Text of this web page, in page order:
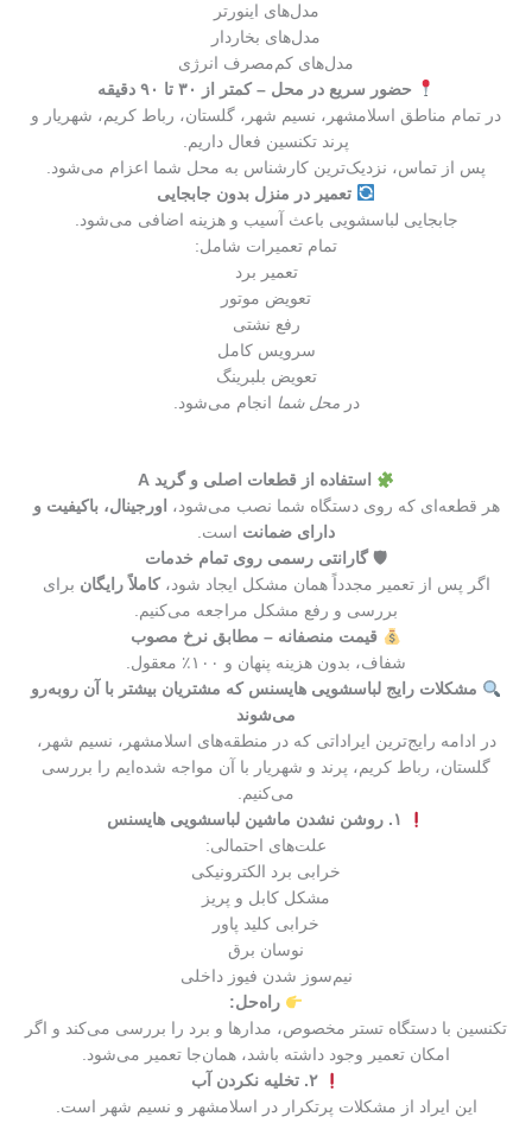
مدل‌های اینورتر
مدل‌های بخاردار
مدل‌های کم‌مصرف انرژی
حضور سریع در محل – کمتر از ۳۰ تا ۹۰ دقیقه
در تمام مناطق اسلامشهر، نسیم شهر، گلستان، رباط کریم، شهریار و
پرند تکنسین فعال داریم.
پس از تماس، نزدیک‌ترین کارشناس به محل شما اعزام می‌شود.
تعمیر در منزل بدون جابجایی
جابجایی لباسشویی باعث آسیب و هزینه اضافی می‌شود.
تمام تعمیرات شامل:
تعمیر برد
تعویض موتور
رفع نشتی
سرویس کامل
تعویض بلبرینگ
درمحل شما انجام می‌شود.
استفاده از قطعات اصلی و گرید A
هر قطعه‌ای که روی دستگاه شما نصب می‌شود، اورجینال، باکیفیت و
دارای ضمانت است.
🛡 گارانتی رسمی روی تمام خدمات
اگر پس از تعمیر مجدداً همان مشکل ایجاد شود،کاملاً رایگان برای
بررسی و رفع مشکل مراجعه می‌کنیم.
قیمت منصفانه – مطابق نرخ مصوب
شفاف، بدون هزینه پنهان و ۱۰۰٪ معقول.
مشکلات رایج لباسشویی هایسنس که مشتریان بیشتر با آن روبه‌رو
می‌شوند
در ادامه رایج‌ترین ایراداتی که در منطقه‌های اسلامشهر، نسیم شهر،
گلستان، رباط کریم، پرند و شهریار با آن مواجه شده‌ایم را بررسی
می‌کنیم.
علت‌های احتمالی:
خرابی برد الکترونیکی
مشکل کابل و پریز
خرابی کلید پاور
نوسان برق
نیم‌سوز شدن فیوز داخلی
راه‌حل:
تکنسین با دستگاه تستر مخصوص، مدارها و برد را بررسی می‌کند و اگر
امکان تعمیر وجود داشته باشد، همان‌جا تعمیر می‌شود.
۲. تخلیه نکردن آب
این ایراد از مشکلات پرتکرار در اسلامشهر و نسیم شهر است.